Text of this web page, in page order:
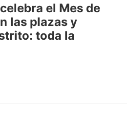
el Mes de
las plazas y
toda la